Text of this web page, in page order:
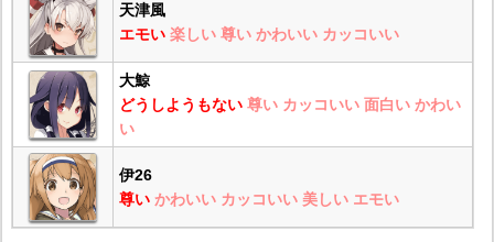
天津風
エモい 楽しい 尊い かわいい カッコいい
大鯨
どうしようもない 尊い カッコいい 面白い かわい
い
伊26
尊い かわいい カッコいい 美しい エモい